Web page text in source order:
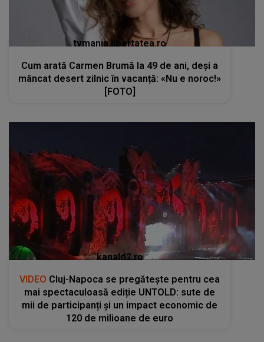
tvmania.libertatea.ro
Cum arată Carmen Brumă la 49 de ani, deși a
mâncat desert zilnic în vacanță: «Nu e noroc!»
[FOTO]
kanald2.ro
VIDEO Cluj-Napoca se pregătește pentru cea
mai spectaculoasă ediție UNTOLD: sute de
mii de participanți și un impact economic de
120 de milioane de euro